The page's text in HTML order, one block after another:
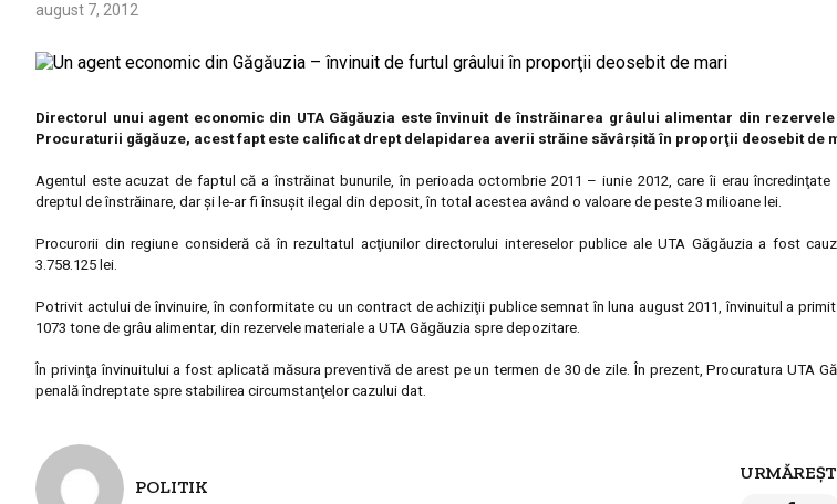
august 7, 2012
Directorul unui agent economic din UTA Găgăuzia este învinuit de înstrăinarea grâului alimentar din
Procuraturii găgăuze, acest fapt este calificat drept delapidarea averii străine săvârşită în proporţii deosebit de
Agentul este acuzat de faptul că a înstrăinat bunurile, în perioada octombrie 2011 – iunie 2012, care îi erau
dreptul de înstrăinare, dar şi le-ar fi însuşit ilegal din deposit, în total acestea având o valoare de peste 3 milioane lei.
Procurorii din regiune consideră că în rezultatul acţiunilor directorului intereselor publice ale UTA Găgăuzia a fost
3.758.125 lei.
Potrivit actului de învinuire, în conformitate cu un contract de achiziţii publice semnat în luna august 2011, învinuitul a
1073 tone de grâu alimentar, din rezervele materiale a UTA Găgăuzia spre depozitare.
În privinţa învinuitului a fost aplicată măsura preventivă de arest pe un termen de 30 de zile. În prezent, Procuratura UTA
penală îndreptate spre stabilirea circumstanţelor cazului dat.
POLITIK